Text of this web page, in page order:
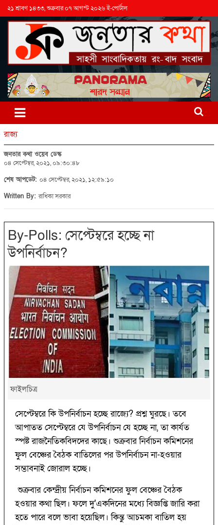
২১ শ্রাবণ ১৪৩৩, শুক্রবার ০৭ আগস্ট ২০২৬ ই-পোর্টাল
রাজ্য
জনতার কথা ওয়েব ডেস্ক
০৪ সেপ্টেম্বর, ২০২১, ০৯:৩০:৪৮
শেষ আপডেট: ০৪ সেপ্টেম্বর, ২০২১, ১২:৫৯:১০
Written By:রাধিকা সরকার
By-Polls: সেপ্টেম্বরে হচ্ছে না
উপনির্বাচন?
ফাইলচিত্র
সেপ্টেম্বরে কি উপনির্বাচন হচ্ছে রাজ্যে? প্রশ্ন ঘুরছে। তবে
আপাতত সেপ্টেম্বরে যে উপনির্বাচন যে হচ্ছে না, তা কার্যত
স্পষ্ট রাজনৈতিকবিদদের কাছে। শুক্রবার নির্বাচন কমিশনের
ফুল বেঞ্চের বৈঠক বাতিলের পর উপনির্বাচন না-হওয়ার
সম্ভাবনাই জোরাল হচ্ছে।
শুক্রবার কেন্দ্রীয় নির্বাচন কমিশনের ফুল বেঞ্চের বৈঠক
হওয়ার কথা ছিল। ফলে দু'একদিনের মধ্যে বিজ্ঞপ্তি জারি করা
হতে পারে বলে ভাবা হয়েছিল। কিন্তু আচমকা বাতিল হয়